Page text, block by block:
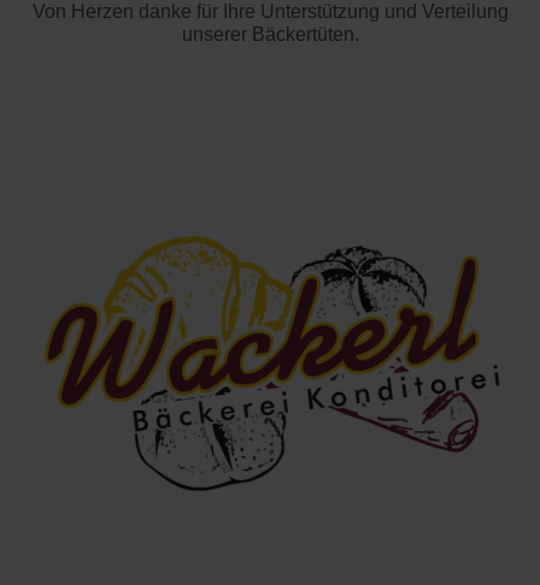
Von Herzen danke für Ihre Unterstützung und Verteilung
unserer Bäckertüten.